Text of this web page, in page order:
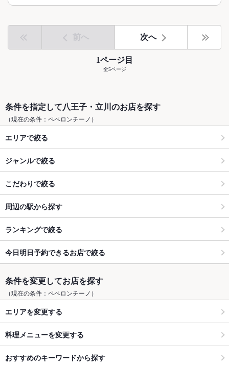
前へ 次へ
1ページ目
全5ページ
条件を指定して八王子・立川のお店を探す
（現在の条件：ペペロンチーノ）
エリアで絞る
ジャンルで絞る
こだわりで絞る
周辺の駅から探す
ランキングで絞る
今日明日予約できるお店で絞る
条件を変更してお店を探す
（現在の条件：ペペロンチーノ）
エリアを変更する
料理メニューを変更する
おすすめのキーワードから探す